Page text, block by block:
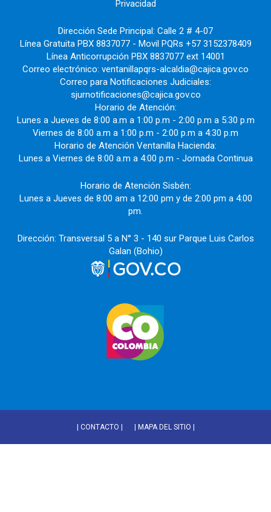
Privacidad
Dirección Sede Principal: Calle 2 # 4-07
Línea Gratuita PBX 8837077 - Movil PQRs +57 3152378409
Línea Anticorrupción PBX 8837077 ext 14001
Correo electrónico: ventanillapqrs-alcaldia@cajica.gov.co
Correo para Notificaciones Judiciales:
sjurnotificaciones@cajica.gov.co
Horario de Atención:
Lunes a Jueves de 8:00 a.m a 1:00 p.m - 2:00 p.m a 5:30 p.m
Viernes de 8:00 a.m a 1:00 p.m - 2:00 p.m a 4:30 p.m
Horario de Atención Ventanilla Hacienda:
Lunes a Viernes de 8:00 a.m a 4:00 p.m - Jornada Continua
Horario de Atención Sisbén:
Lunes a Jueves de 8:00 am a 12:00 pm y de 2:00 pm a 4:00
pm.
Dirección: Transversal 5 a N° 3 - 140 sur Parque Luis Carlos
Galan (Bohio)
| CONTACTO | | MAPA DEL SITIO |